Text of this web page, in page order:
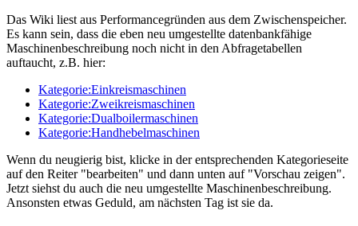
Das Wiki liest aus Performancegründen aus dem Zwischenspeicher.
Es kann sein, dass die eben neu umgestellte datenbankfähige
Maschinenbeschreibung noch nicht in den Abfragetabellen
auftaucht, z.B. hier:
Kategorie:Einkreismaschinen
Kategorie:Zweikreismaschinen
Kategorie:Dualboilermaschinen
Kategorie:Handhebelmaschinen
Wenn du neugierig bist, klicke in der entsprechenden Kategorieseite
auf den Reiter "bearbeiten" und dann unten auf "Vorschau zeigen".
Jetzt siehst du auch die neu umgestellte Maschinenbeschreibung.
Ansonsten etwas Geduld, am nächsten Tag ist sie da.